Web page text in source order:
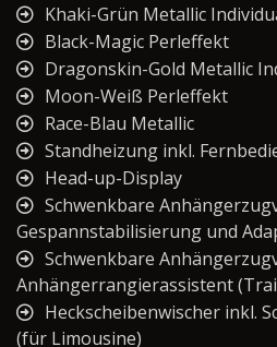
Khaki-Grün Metallic
Black-Magic Perleffekt
Dragonskin-Gold Metallic
Moon-Weiß Perleffekt
Race-Blau Metallic
Standheizung inkl.
Head-up-Display
Schwenkbare
Gespannstabilisierung und
Schwenkbare
Anhängerrangierassistent
Heckscheibenwischer inkl.
(für Limousine)